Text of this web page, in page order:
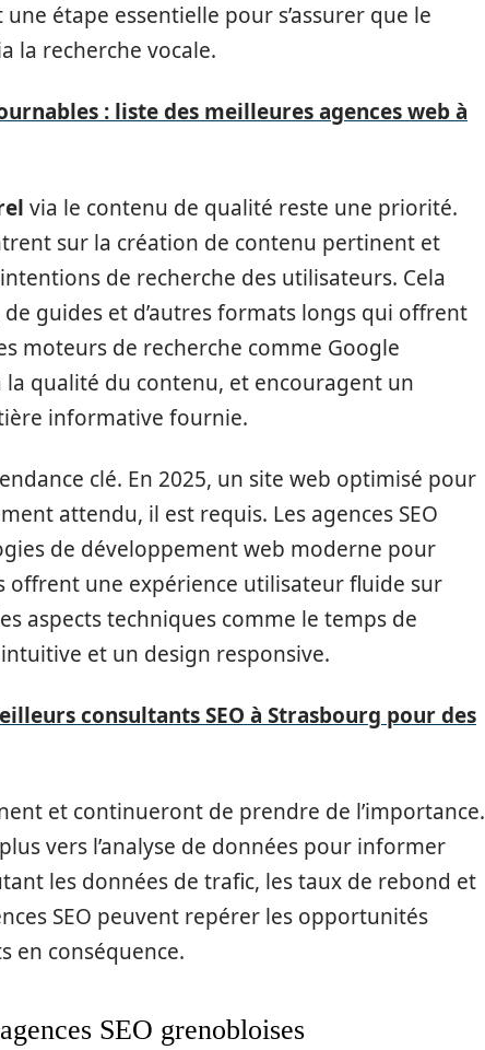
étape essentielle pour s’assurer que le
la recherche vocale.
: liste des meilleures agences web à
via le contenu de qualité reste une priorité.
sur la création de contenu pertinent et
de recherche des utilisateurs. Cela
guides et d’autres formats longs qui offrent
moteurs de recherche comme Google
qualité du contenu, et encouragent un
informative fournie.
clé. En 2025, un site web optimisé pour
attendu, il est requis. Les agences SEO
de développement web moderne pour
offrent une expérience utilisateur fluide sur
aspects techniques comme le temps de
et un design responsive.
consultants SEO à Strasbourg pour des
et continueront de prendre de l’importance.
vers l’analyse de données pour informer
les données de trafic, les taux de rebond et
SEO peuvent repérer les opportunités
en conséquence.
SEO grenobloises